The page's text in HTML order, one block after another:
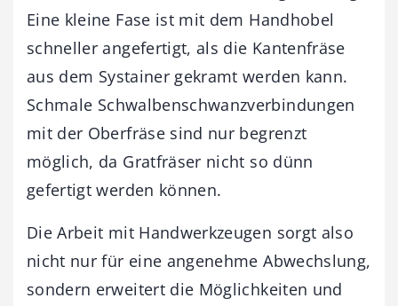
Eine kleine Fase ist mit dem Handhobel
schneller angefertigt, als die Kantenfräse
aus dem Systainer gekramt werden kann.
Schmale Schwalbenschwanzverbindungen
mit der Oberfräse sind nur begrenzt
möglich, da Gratfräser nicht so dünn
gefertigt werden können.
Die Arbeit mit Handwerkzeugen sorgt also
nicht nur für eine angenehme Abwechslung,
sondern erweitert die Möglichkeiten und